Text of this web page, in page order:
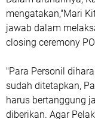
mengatakan,"Mari
jawab dalam
closing ceremony
"Para Personil
sudah ditetapkan,
harus bertanggung
diberikan. Agar